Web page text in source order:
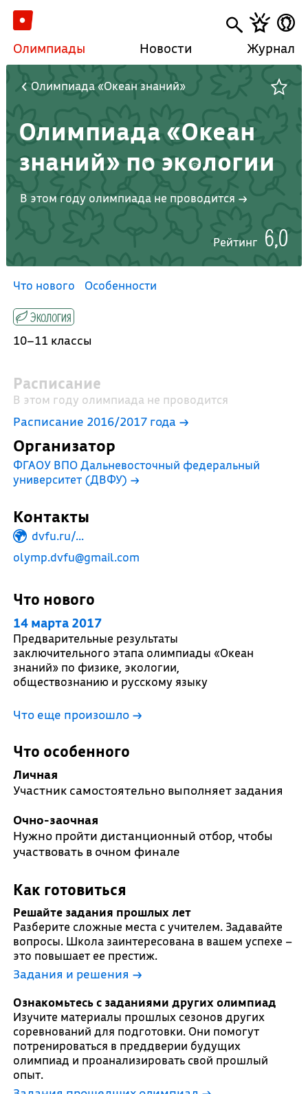
Олимпиады Новости Журнал
Олимпиада «Океан знаний»
Олимпиада «Океан
знаний» по экологии
В этом году олимпиада не проводится →
Рейтинг 6,0
Что нового Особенности
Экология
10–11 классы
Расписание
В этом году олимпиада не проводится
Расписание 2016/2017 года →
Организатор
ФГАОУ ВПО Дальневосточный федеральный
университет (ДВФУ) →
Контакты
dvfu.ru/...
olymp.dvfu@gmail.com
Что нового
14 марта 2017
Предварительные результаты
заключительного этапа олимпиады «Океан
знаний» по физике, экологии,
обществознанию и русскому языку
Что еще произошло →
Что особенного
Личная
Участник самостоятельно выполняет задания
Очно-заочная
Нужно пройти дистанционный отбор, чтобы
участвовать в очном финале
Как готовиться
Решайте задания прошлых лет
Разберите сложные места с учителем. Задавайте
вопросы. Школа заинтересована в вашем успехе –
это повышает ее престиж.
Задания и решения →
Ознакомьтесь с заданиями других олимпиад
Изучите материалы прошлых сезонов других
соревнований для подготовки. Они помогут
потренироваться в преддверии будущих
олимпиад и проанализировать свой прошлый
опыт.